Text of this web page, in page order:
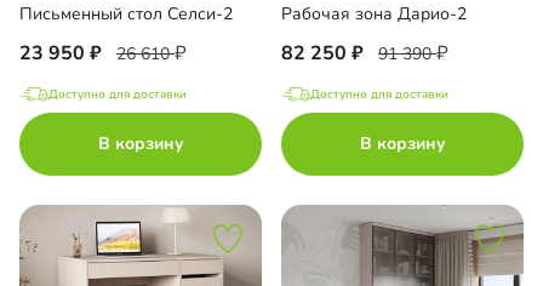
Письменный стол Селси-2
23 950 26 610
Доступно для доставки
В корзину
Рабочая зона Дарио-2
82 250 91 390
Доступно для доставки
В корзину